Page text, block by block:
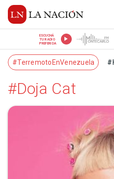
ESCUCHÁ
TU RADIO
PREFERIDA
#TerremotoEnVenezuela
#Doja Cat